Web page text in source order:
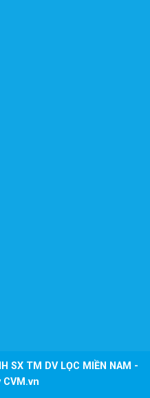
SX TM DV LỌC MIỀN NAM -